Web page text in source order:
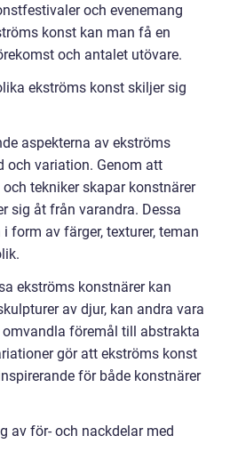
och evenemang
konst kan man få en
och antalet utövare.
ekströms konst skiljer sig
aspekterna av ekströms
och variation. Genom att
tekniker skapar konstnärer
sig åt från varandra. Dessa
form av färger, texturer, teman
ekströms konstnärer kan
av djur, kan andra vara
omvandla föremål till abstrakta
gör att ekströms konst
för både konstnärer
av för- och nackdelar med